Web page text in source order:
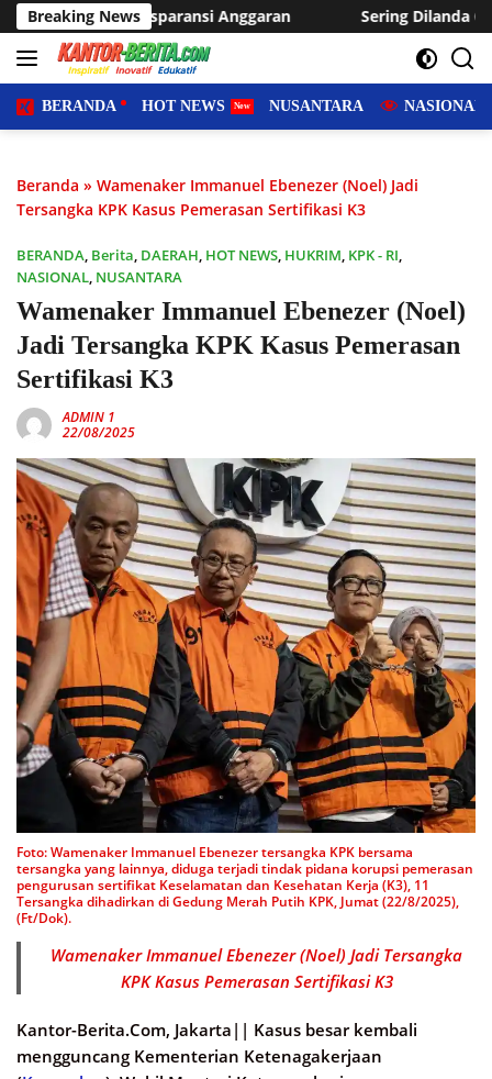
Langsung
ke
konten
Breaking News
Anggaran Sering Dilanda Genangan, Desa Sukaraja
BERANDA HOT NEWS NUSANTARA NASIONAL
Beranda » Wamenaker Immanuel Ebenezer (Noel) Jadi
Tersangka KPK Kasus Pemerasan Sertifikasi K3
BERANDA, Berita, DAERAH, HOT NEWS, HUKRIM, KPK - RI,
NASIONAL, NUSANTARA
Wamenaker Immanuel Ebenezer (Noel)
Jadi Tersangka KPK Kasus Pemerasan
Sertifikasi K3
ADMIN 1
22/08/2025
Foto: Wamenaker Immanuel Ebenezer tersangka KPK bersama
tersangka yang lainnya, diduga terjadi tindak pidana korupsi pemerasan
pengurusan sertifikat Keselamatan dan Kesehatan Kerja (K3), 11
Tersangka dihadirkan di Gedung Merah Putih KPK, Jumat (22/8/2025),
(Ft/Dok).
Wamenaker Immanuel Ebenezer (Noel) Jadi Tersangka
KPK Kasus Pemerasan Sertifikasi K3
Kantor-Berita.Com, Jakarta|| Kasus besar kembali
mengguncang Kementerian Ketenagakerjaan